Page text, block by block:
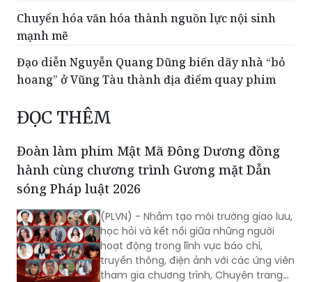
Chuyển hóa văn hóa thành nguồn lực nội sinh
mạnh mẽ
Đạo diễn Nguyễn Quang Dũng biến dãy nhà “bỏ
hoang” ở Vũng Tàu thành địa điểm quay phim
ĐỌC THÊM
Đoàn làm phim Mật Mã Đông Dương đồng
hành cùng chương trình Gương mặt Dẫn
sóng Pháp luật 2026
(PLVN) - Nhằm tạo môi trường giao lưu,
học hỏi và kết nối giữa những người
hoạt động trong lĩnh vực báo chí,
truyền thông, điện ảnh với các ứng viên
tham gia chương trình, Chuyên trang